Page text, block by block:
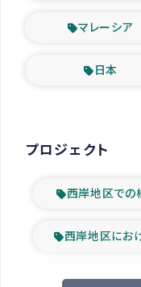
マレーシア
日本
プロジェクト
西岸地区での
西岸地区にお